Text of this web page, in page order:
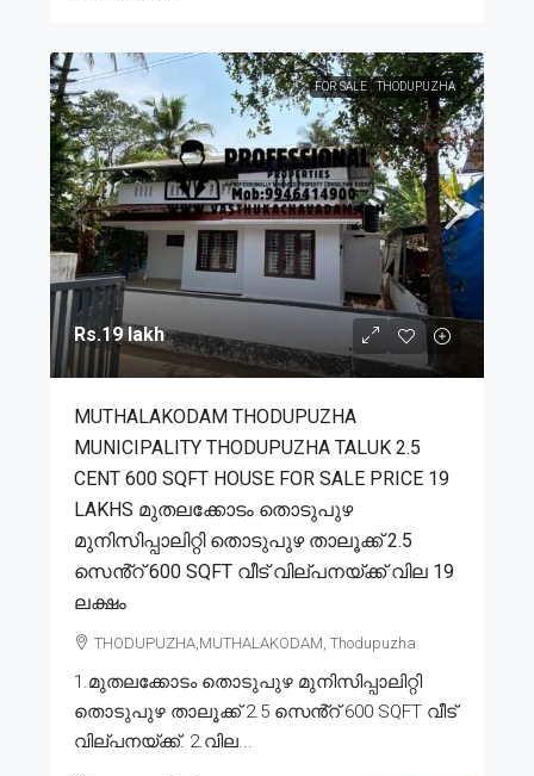
FOR SALE THODUPUZHA
Rs.19 lakh
MUTHALAKODAM THODUPUZHA
MUNICIPALITY THODUPUZHA TALUK 2.5
CENT 600 SQFT HOUSE FOR SALE PRICE 19
LAKHS മുതലക്കോടം തൊടുപുഴ
മുനിസിപ്പാലിറ്റി തൊടുപുഴ താലൂക്ക് 2.5
സെൻ്റ് 600 SQFT വീട് വില്പനയ്ക്ക് വില 19
ലക്ഷം
THODUPUZHA,MUTHALAKODAM, Thodupuzha
1.മുതലക്കോടം തൊടുപുഴ മുനിസിപ്പാലിറ്റി
തൊടുപുഴ താലൂക്ക് 2.5 സെൻ്റ് 600 SQFT വീട്
വില്പനയ്ക്ക്. 2.വില...